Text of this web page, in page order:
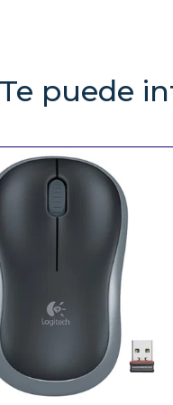
Te puede